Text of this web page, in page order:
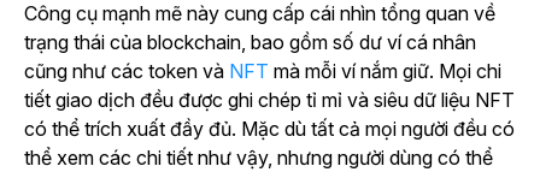
Công cụ mạnh mẽ này cung cấp cái nhìn tổng quan về
trạng thái của blockchain, bao gồm số dư ví cá nhân
cũng như các token và NFT mà mỗi ví nắm giữ. Mọi chi
tiết giao dịch đều được ghi chép tỉ mỉ và siêu dữ liệu NFT
có thể trích xuất đầy đủ. Mặc dù tất cả mọi người đều có
thể xem các chi tiết như vậy, nhưng người dùng có thể